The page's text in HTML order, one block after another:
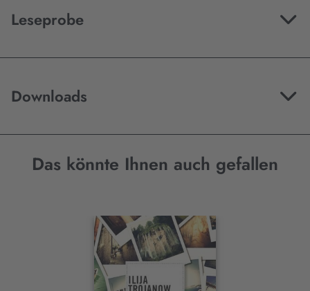
Leseprobe
Downloads
Das könnte Ihnen auch gefallen
Interaktives